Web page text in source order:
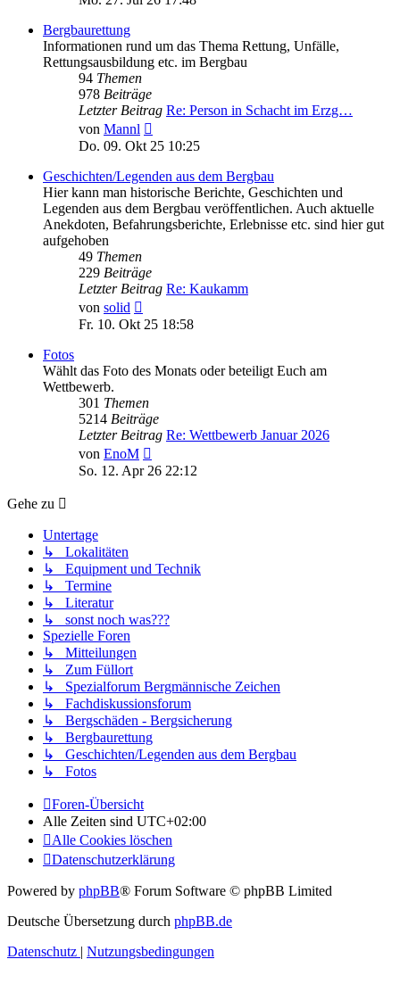
Bergbaurettung
Informationen rund um das Thema Rettung, Unfälle,
Rettungsausbildung etc. im Bergbau
94 Themen
978 Beiträge
Letzter Beitrag Re: Person in Schacht im Erzg…
von Mannl
Beitrag
Do. 09. Okt 25 10:25
Geschichten/Legenden aus dem Bergbau
Hier kann man historische Berichte, Geschichten und
Legenden aus dem Bergbau veröffentlichen. Auch aktuelle
Anekdoten, Befahrungsberichte, Erlebnisse etc. sind hier gut
aufgehoben
49 Themen
229 Beiträge
Letzter Beitrag Re: Kaukamm
von solid
Beitrag
Fr. 10. Okt 25 18:58
Fotos
Wählt das Foto des Monats oder beteiligt Euch am
Wettbewerb.
301 Themen
5214 Beiträge
Letzter Beitrag Re: Wettbewerb Januar 2026
von EnoM
Beitrag
So. 12. Apr 26 22:12
Gehe zu
Untertage
↳ Lokalitäten
↳ Equipment und Technik
↳ Termine
↳ Literatur
↳ sonst noch was???
Spezielle Foren
↳ Mitteilungen
↳ Zum Füllort
↳ Spezialforum Bergmännische Zeichen
↳ Fachdiskussionsforum
↳ Bergschäden - Bergsicherung
↳ Bergbaurettung
↳ Geschichten/Legenden aus dem Bergbau
↳ Fotos
Foren-Übersicht
Alle Zeiten sind UTC+02:00
Alle Cookies löschen
Datenschutzerklärung
Powered by phpBB® Forum Software © phpBB Limited
Deutsche Übersetzung durch phpBB.de
Datenschutz | Nutzungsbedingungen